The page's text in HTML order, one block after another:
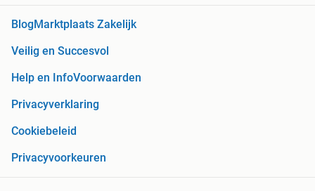
BlogMarktplaats Zakelijk
Veilig en Succesvol
Help en InfoVoorwaarden
Privacyverklaring
Cookiebeleid
Privacyvoorkeuren